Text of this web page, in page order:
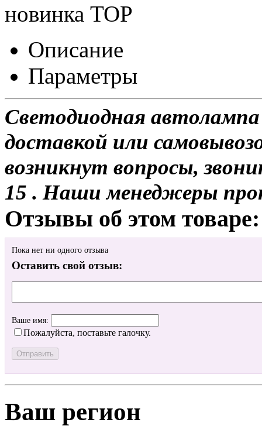
новинка TOP
Описание
Параметры
Светодиодная
доставкой или
возникнут вопросы,
15 . Наши менеджеры
Отзывы об этом товаре:
Пока нет ни одного отзыва
Оставить свой отзыв:
Ваше имя:
Пожалуйста, поставьте галочку.
Ваш регион